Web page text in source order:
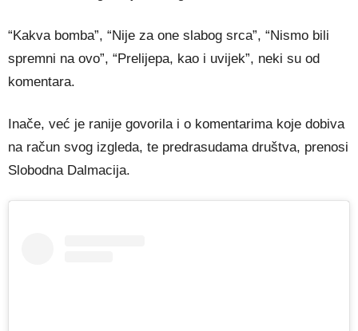
“Kakva bomba”, “Nije za one slabog srca”, “Nismo bili
spremni na ovo”, “Prelijepa, kao i uvijek”, neki su od
komentara.
Inače, već je ranije govorila i o komentarima koje dobiva
na račun svog izgleda, te predrasudama društva, prenosi
Slobodna Dalmacija.